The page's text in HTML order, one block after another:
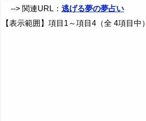
--> 関連URL：逃げる夢の夢占い
【表示範囲】項目1～項目4（全 4項目中）